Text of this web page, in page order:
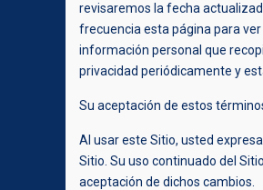
revisaremos la fecha
frecuencia esta página para
información personal que
privacidad periódicamente y
Su aceptación de estos
Al usar este Sitio, usted
Sitio. Su uso continuado del
aceptación de dichos cambios.